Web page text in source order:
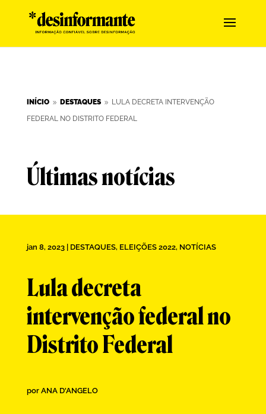
INÍCIO 9 DESTAQUES 9
LULA DECRETA INTERVENÇÃO
FEDERAL NO DISTRITO FEDERAL
Últimas notícias
jan 8, 2023| DESTAQUES, ELEIÇÕES 2022, NOTÍCIAS
Lula decreta
intervenção federal no
Distrito Federal
por ANA D'ANGELO